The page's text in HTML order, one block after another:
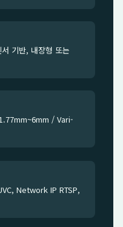
기반, 내장형 또는
/ Vari-
Network IP RTSP,